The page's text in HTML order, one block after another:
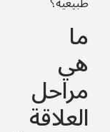
ما
هي
مراحل
العلاقة